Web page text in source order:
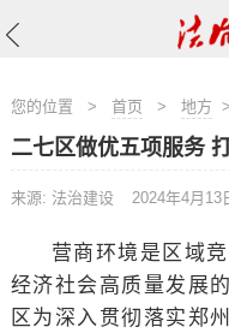
您的位置 > 首页 > 地方
二七区做优五项服务
来源: 法治建设 2024年4月13
营商环境是区域
经济社会高质量发展
区为深入贯彻落实郑